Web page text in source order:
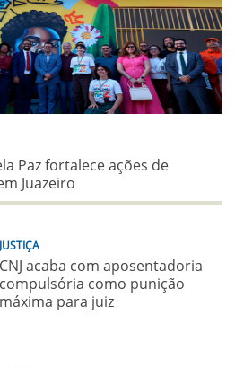
Paz fortalece ações de
Juazeiro
JUSTIÇA
CNJ acaba com aposentadoria
compulsória como punição
máxima para juiz